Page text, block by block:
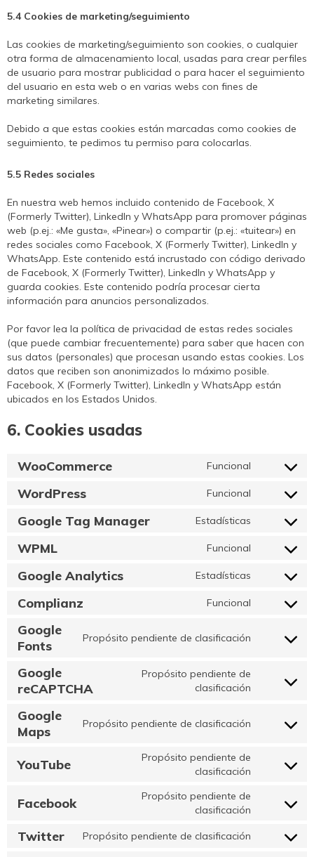
5.4 Cookies de marketing/seguimiento
Las cookies de marketing/seguimiento son cookies, o cualquier
otra forma de almacenamiento local, usadas para crear perfiles
de usuario para mostrar publicidad o para hacer el seguimiento
del usuario en esta web o en varias webs con fines de
marketing similares.
Debido a que estas cookies están marcadas como cookies de
seguimiento, te pedimos tu permiso para colocarlas.
5.5 Redes sociales
En nuestra web hemos incluido contenido de Facebook, X
(Formerly Twitter), LinkedIn y WhatsApp para promover páginas
web (p.ej.: «Me gusta», «Pinear») o compartir (p.ej.: «tuitear») en
redes sociales como Facebook, X (Formerly Twitter), LinkedIn y
WhatsApp. Este contenido está incrustado con código derivado
de Facebook, X (Formerly Twitter), LinkedIn y WhatsApp y
guarda cookies. Este contenido podría procesar cierta
información para anuncios personalizados.
Por favor lea la política de privacidad de estas redes sociales
(que puede cambiar frecuentemente) para saber que hacen con
sus datos (personales) que procesan usando estas cookies. Los
datos que reciben son anonimizados lo máximo posible.
Facebook, X (Formerly Twitter), LinkedIn y WhatsApp están
ubicados en los Estados Unidos.
6. Cookies usadas
WooCommerce Funcional
Consent
service
WordPress Funcional
Consent
service
Google Tag Manager Estadísticas
Consent
service
WPML Funcional
Consent
service
Google Analytics Estadísticas
Consent
service
Complianz Funcional
Consent
service
complianz
Google
Fonts
Propósito pendiente de clasificación
Consent
google-
Google
reCAPTCHA
Propósito pendiente de
clasificación
Consent
google-
Google
Maps
Propósito pendiente de clasificación
Consent
google-
YouTube
Propósito pendiente de
clasificación
Consent
youtube
Facebook
Propósito pendiente de
clasificación
Consent
service
Twitter Propósito pendiente de clasificación
Consent